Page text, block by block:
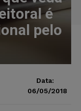
é
pelo
Data:
06/05/2018